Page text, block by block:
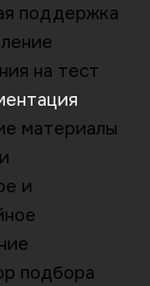
поддержка
на тест
материалы
и
подбора